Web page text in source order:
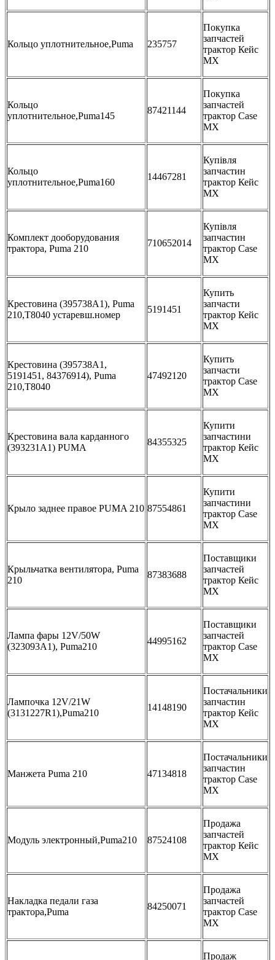
Кольцо уплотнительное,Puma 235757
Покупка
запчастей
трактор Кейс
МХ
Кольцо
уплотнительное,Puma145
87421144
Покупка
запчастей
трактор Case
MX
Кольцо
уплотнительное,Puma160
14467281
Купівля
запчастин
трактор Кейс
МХ
Комплект дооборудования
трактора, Puma 210
710652014
Купівля
запчастин
трактор Case
MX
Крестовина (395738A1), Puma
210,T8040 устаревш.номер
5191451
Купить
запчасти
трактор Кейс
МХ
Крестовина (395738A1,
5191451, 84376914), Puma
210,T8040
47492120
Купить
запчасти
трактор Case
MX
Крестовина вала карданного
(393231A1) PUMA
84355325
Купити
запчастини
трактор Кейс
МХ
Крыло заднее правое PUMA 210 87554861
Купити
запчастини
трактор Case
MX
Крыльчатка вентилятора, Puma
210
87383688
Поставщики
запчастей
трактор Кейс
МХ
Лампа фары 12V/50W
(323093A1), Puma210
44995162
Поставщики
запчастей
трактор Case
MX
Лампочка 12V/21W
(3131227R1),Puma210
14148190
Постачальники
запчастин
трактор Кейс
МХ
Манжета Puma 210 47134818
Постачальники
запчастин
трактор Case
MX
Модуль электронный,Puma210 87524108
Продажа
запчастей
трактор Кейс
МХ
Накладка педали газа
трактора,Puma
84250071
Продажа
запчастей
трактор Case
MX
Продаж